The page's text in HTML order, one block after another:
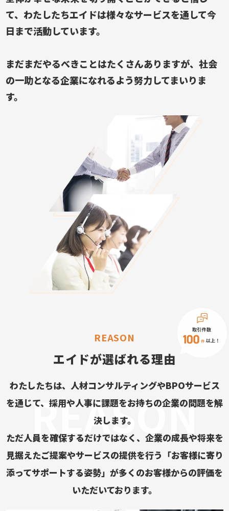
て、 わたしたちエイドは様々なサービスを通して今
日まで活動しています。
まだまだやるべきことはたくさんありますが、社会
の一助となる企業になれるよう努力してまいりま
す。
REASON
エイドが選ばれる理由
わたしたちは、人材コンサルティングやBPOサービス
を通じて、採用や人事に課題をお持ちの企業の問題を解
決します。
ただ人員を確保するだけではなく、企業の成長や将来を
見据えたご提案やサービスの提供を行う 「お客様に寄り
添ってサポートする姿勢」が多くのお客様からの評価を
いただいております。